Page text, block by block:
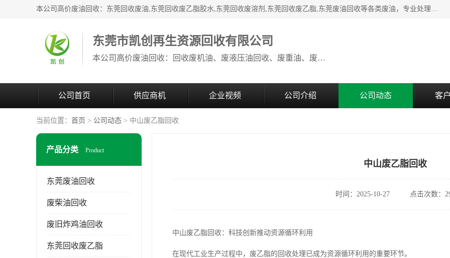
本公司高价废油回收：东莞回收废油,东莞回收废乙脂胶水,东莞回收废溶剂,东莞回收废乙脂,东莞废油回收等各类废油，专业处理从事化工产品研发与销售的综合型高科技服务性企业。我公司自成立以来，一直秉承“科技创新，立足诚信，感恩于心”的理念，力求设计与客户合作共赢的局面。在广大新老客户的大力支持下，我公司员工经过不懈努力，公司已快速发展成为国内知名化工企业。
东莞市凯创再生资源回收有限公司
本公司高价废油回收：回收废机油、废液压油回收、废重油、废食用油回收、废导热油、废、废油漆、废UV光油、废清、废白矿油、废变压器油
公司首页 供应商机 企业视频 公司介绍 公司动态 客
当前位置： 首页 > 公司动态 > 中山废乙脂回收
产品分类 Product
东莞废油回收
废柴油回收
废旧炸鸡油回收
东莞回收废乙脂
中山废乙脂回收
时间：2025-10-27 点击次数：
中山废乙脂回收：科技创新推动资源循环利用
在现代工业生产过程中，废乙脂的回收处理已成为资源循环利用的重要环节。